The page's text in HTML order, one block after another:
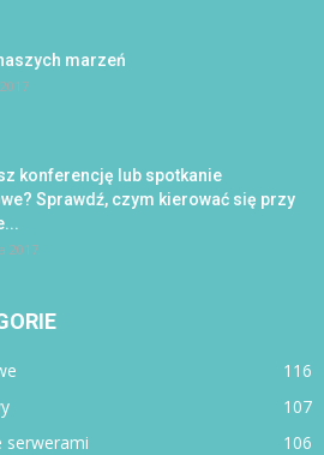
marzeń
konferencję lub spotkanie
Sprawdź, czym kierować się przy
2017
116
107
serwerami
106